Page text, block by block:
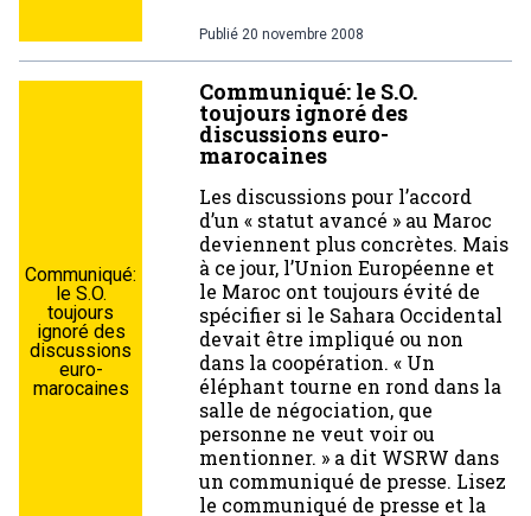
Publié 20 novembre 2008
Communiqué:
le S.O.
toujours
ignoré des
discussions
euro-
marocaines
Communiqué: le S.O.
toujours ignoré des
discussions euro-
marocaines
Les discussions pour l’accord
d’un « statut avancé » au Maroc
deviennent plus concrètes. Mais
à ce jour, l’Union Européenne et
le Maroc ont toujours évité de
spécifier si le Sahara Occidental
devait être impliqué ou non
dans la coopération. « Un
éléphant tourne en rond dans la
salle de négociation, que
personne ne veut voir ou
mentionner. » a dit WSRW dans
un communiqué de presse. Lisez
le communiqué de presse et la